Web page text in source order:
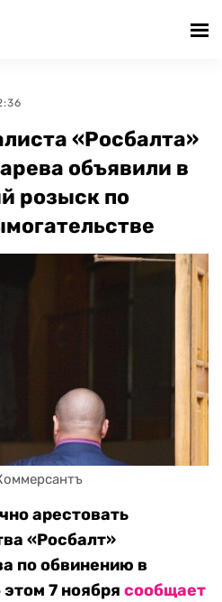
«Росбалта»
объявили в
розыск по
арестовать
«Росбалт»
по обвинению в
7 ноября сообщает